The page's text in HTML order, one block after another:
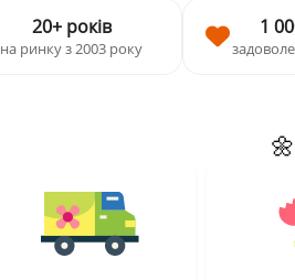
20+ років
на ринку з 2003 року
1